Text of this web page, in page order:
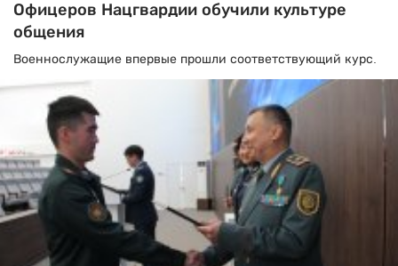
Офицеров Нацгвардии обучили культуре
общения
Военнослужащие впервые прошли соответствующий курс.